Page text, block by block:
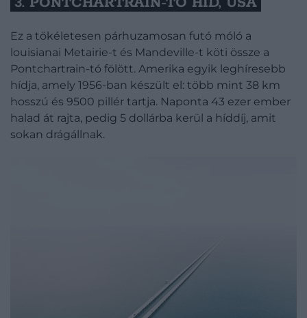
Ez a tökéletesen párhuzamosan futó móló a
louisianai Metairie-t és Mandeville-t köti össze a
Pontchartrain-tó fölött. Amerika egyik leghíresebb
hídja, amely 1956-ban készült el: több mint 38 km
hosszú és 9500 pillér tartja. Naponta 43 ezer ember
halad át rajta, pedig 5 dollárba kerül a híddíj, amit
sokan drágállnak.